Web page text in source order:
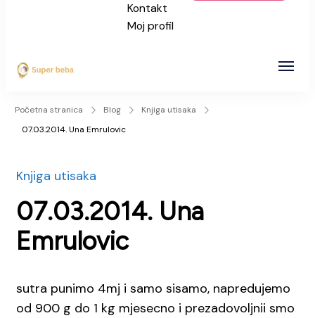
Super beba
Kontakt
Moj profil
Početna stranica Blog
Knjiga utisaka
07.03.2014. Una Emrulovic
Knjiga utisaka
07.03.2014. Una
Emrulovic
sutra punimo 4mj i samo sisamo, napredujemo
od 900 g do 1 kg mjesecno i prezadovoljnii smo